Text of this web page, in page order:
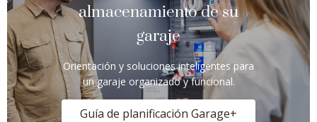
almacenamiento de su
garaje
Orientación y soluciones inteligentes para
un garaje organizado y funcional.
Guía de planificación Garage+